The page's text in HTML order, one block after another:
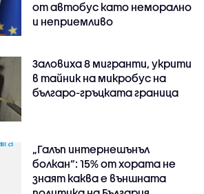
от автобус като неморално
и неприемливо
Заловиха 8 мигранти, укрити
в тайник на микробус на
българо-гръцката граница
„Галъп интернешънъл
болкан“: 15% от хората не
знаят каква е външната